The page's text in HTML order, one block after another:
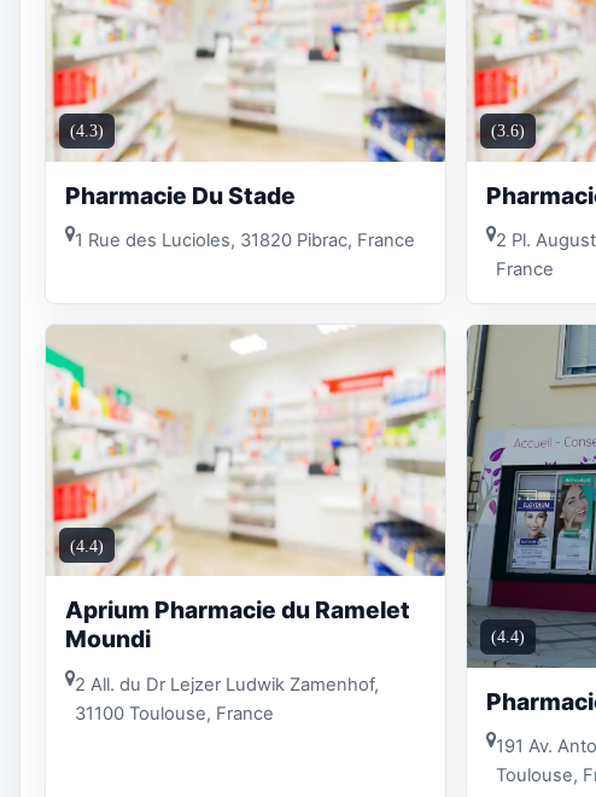
(4.3)
Pharmacie Du Stade
1 Rue des Lucioles, 31820 Pibrac, France
(3.6)
2 Pl.
France
(4.4)
Aprium Pharmacie du Ramelet
Moundi
2 All. du Dr Lejzer Ludwik Zamenhof,
31100 Toulouse, France
(4.4)
191 Av.
Toulouse,